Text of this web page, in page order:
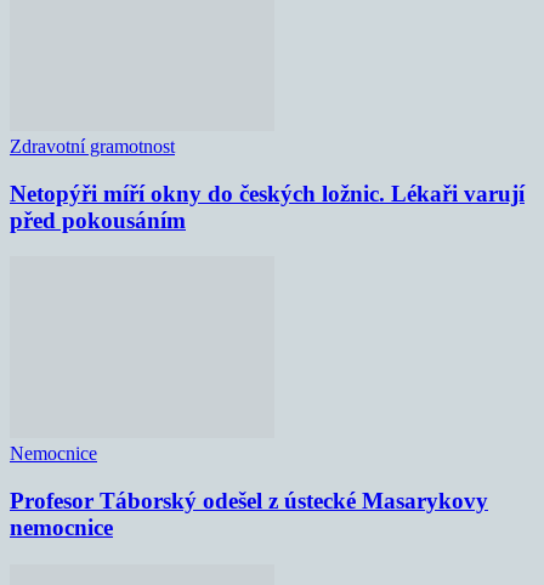
Zdravotní gramotnost
Netopýři míří okny do českých ložnic. Lékaři varují
před pokousáním
Nemocnice
Profesor Táborský odešel z ústecké Masarykovy
nemocnice